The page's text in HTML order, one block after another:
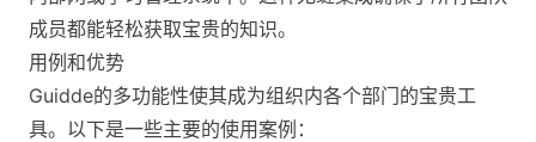
成员都能轻松获取宝贵的知识​。
用例和优势
Guidde的多功能性使其成为组织内各个部门的宝贵工
具。以下是一些主要的使用案例：